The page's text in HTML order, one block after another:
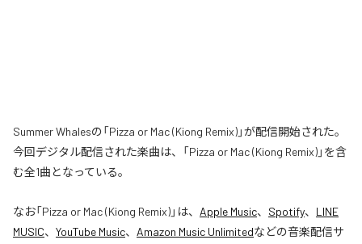
Summer Whalesの「Pizza or Mac (Kiong Remix)」が配信開始された。
今回デジタル配信された楽曲は、「Pizza or Mac (Kiong Remix)」を含
む全1曲となっている。
なお「Pizza or Mac (Kiong Remix)」は、 Apple Music、 Spotify、 LINE
MUSIC、 YouTube Music、 Amazon Music Unlimitedなどの音楽配信サ